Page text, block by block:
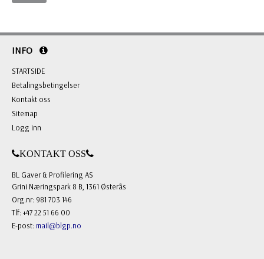
INFO
STARTSIDE
Betalingsbetingelser
Kontakt oss
Sitemap
Logg inn
KONTAKT OSS
BL Gaver & Profilering AS
Grini Næringspark 8 B, 1361 Østerås
Org.nr: 981 703 146
Tlf: +47 22 51 66 00
E-post: mail@blgp.no